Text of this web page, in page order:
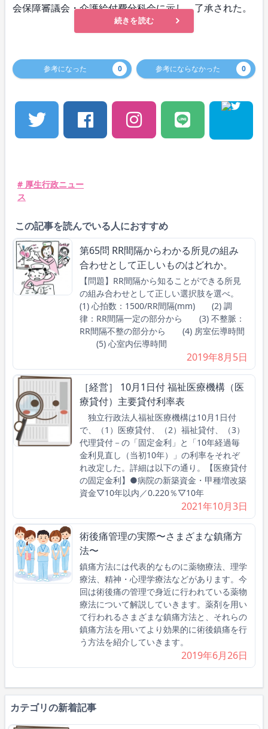
会保障審議会・介護給付費分科会に示し、了承された。
続きを読む
参考になった 0 参考にならなかった 0
# 厚生行政ニュー
ス
この記事を読んでいる人におすすめ
第65問 RR間隔からわかる所見の組み
合わせとして正しいものはどれか。
【問題】RR間隔から知ることができる所見
の組み合わせとして正しい選択肢を選べ。
(1) 心拍数：1500/RR間隔(mm) (2) 調
律：RR間隔一定の部分から (3) 不整脈：
RR間隔不整の部分から (4) 房室伝導時間
(5) 心室内伝導時間
2019年8月5日
［経営］ 10月1日付 福祉医療機構（医
療貸付）主要貸付利率表
独立行政法人福祉医療機構は10月1日付
で、（1）医療貸付、（2）福祉貸付、（3）
代理貸付－の「固定金利」と「10年経過毎
金利見直し（当初10年）」の利率をそれぞ
れ改定した。詳細は以下の通り。【医療貸付
の固定金利】●病院の新築資金・甲種増改築
資金▽10年以内／0.220％▽10年
2021年10月3日
術後痛管理の実際〜さまざまな鎮痛方
法〜
鎮痛方法には代表的なものに薬物療法、理学
療法、精神・心理学療法などがあります。今
回は術後痛の管理で身近に行われている薬物
療法について解説していきます。薬剤を用い
て行われるさまざまな鎮痛方法と、それらの
鎮痛方法を用いてより効果的に術後鎮痛を行
う方法を紹介していきます。
2019年6月26日
カテゴリの新着記事